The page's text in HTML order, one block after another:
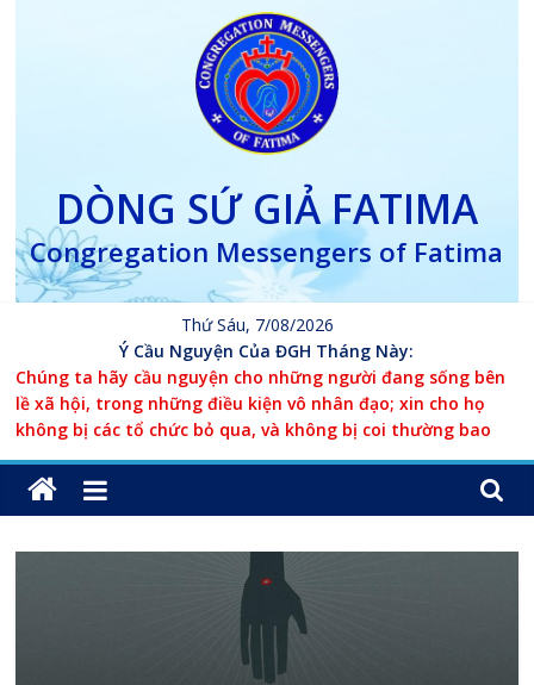
DÒNG SỨ GIẢ FATIMA
Congregation Messengers of Fatima
Thứ Sáu, 7/08/2026
Ý Cầu Nguyện Của ĐGH Tháng Này:
Chúng ta hãy cầu nguyện cho những người đang sống bên
lề xã hội, trong những điều kiện vô nhân đạo; xin cho họ
không bị các tổ chức bỏ qua, và không bị coi thường bao
giờ.